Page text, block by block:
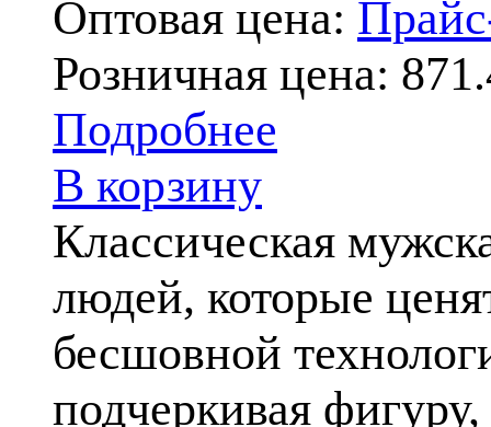
Оптовая цена:
Розничная цена:
Подробнее
В корзину
Классическая
людей, которые
бесшовной
подчеркивая